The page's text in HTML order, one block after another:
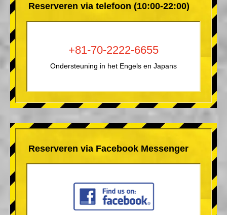
Reserveren via telefoon (10:00-22:00)
+81-70-2222-6655
Ondersteuning in het Engels en Japans
Reserveren via Facebook Messenger